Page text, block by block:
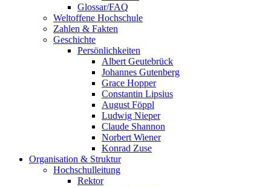
Glossar/FAQ
Weltoffene Hochschule
Zahlen & Fakten
Geschichte
Persönlichkeiten
Albert Geutebrück
Johannes Gutenberg
Grace Hopper
Constantin Lipsius
August Föppl
Ludwig Nieper
Claude Shannon
Norbert Wiener
Konrad Zuse
Organisation & Struktur
Hochschulleitung
Rektor